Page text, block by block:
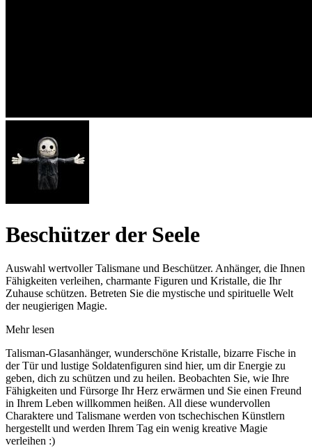
Beschützer der Seele
Auswahl wertvoller Talismane und Beschützer. Anhänger, die Ihnen
Fähigkeiten verleihen, charmante Figuren und Kristalle, die Ihr
Zuhause schützen. Betreten Sie die mystische und spirituelle Welt
der neugierigen Magie.
Mehr lesen
Talisman-Glasanhänger, wunderschöne Kristalle, bizarre Fische in
der Tür und lustige Soldatenfiguren sind hier, um dir Energie zu
geben, dich zu schützen und zu heilen. Beobachten Sie, wie Ihre
Fähigkeiten und Fürsorge Ihr Herz erwärmen und Sie einen Freund
in Ihrem Leben willkommen heißen. All diese wundervollen
Charaktere und Talismane werden von tschechischen Künstlern
hergestellt und werden Ihrem Tag ein wenig kreative Magie
verleihen :)